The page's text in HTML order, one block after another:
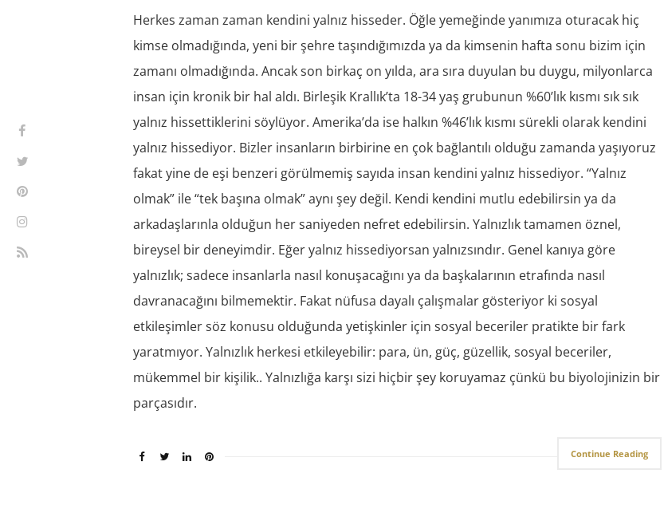
Herkes zaman zaman kendini yalnız hisseder. Öğle yemeğinde yanımıza oturacak hiç
kimse olmadığında, yeni bir şehre taşındığımızda ya da kimsenin hafta sonu bizim için
zamanı olmadığında. Ancak son birkaç on yılda, ara sıra duyulan bu duygu, milyonlarca
insan için kronik bir hal aldı. Birleşik Krallık’ta 18-34 yaş grubunun %60’lık kısmı sık sık
yalnız hissettiklerini söylüyor. Amerika’da ise halkın %46’lık kısmı sürekli olarak kendini
yalnız hissediyor. Bizler insanların birbirine en çok bağlantılı olduğu zamanda yaşıyoruz
fakat yine de eşi benzeri görülmemiş sayıda insan kendini yalnız hissediyor. “Yalnız
olmak” ile “tek başına olmak” aynı şey değil. Kendi kendini mutlu edebilirsin ya da
arkadaşlarınla olduğun her saniyeden nefret edebilirsin. Yalnızlık tamamen öznel,
bireysel bir deneyimdir. Eğer yalnız hissediyorsan yalnızsındır. Genel kanıya göre
yalnızlık; sadece insanlarla nasıl konuşacağını ya da başkalarının etrafında nasıl
davranacağını bilmemektir. Fakat nüfusa dayalı çalışmalar gösteriyor ki sosyal
etkileşimler söz konusu olduğunda yetişkinler için sosyal beceriler pratikte bir fark
yaratmıyor. Yalnızlık herkesi etkileyebilir: para, ün, güç, güzellik, sosyal beceriler,
mükemmel bir kişilik.. Yalnızlığa karşı sizi hiçbir şey koruyamaz çünkü bu biyolojinizin bir
parçasıdır.
Continue Reading